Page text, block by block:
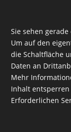
Sie sehen
Um auf den
die Schaltfläche
Daten an
Mehr
Inhalt entsperren
Erforderlichen